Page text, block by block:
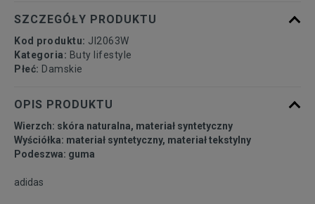
40 2/3 25 cm
SZCZEGÓŁY PRODUKTU
Kod produktu: JI2063W
Kategoria: Buty lifestyle
Płeć: Damskie
OPIS PRODUKTU
Wierzch: skóra naturalna, materiał syntetyczny
Wyściółka: materiał syntetyczny, materiał tekstylny
Podeszwa: guma
adidas